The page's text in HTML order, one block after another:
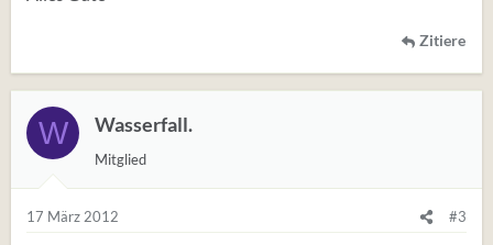
Zitiere
W Wasserfall.
Mitglied
17 März 2012 #3